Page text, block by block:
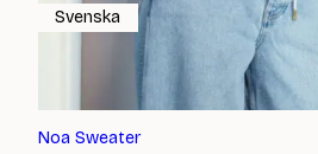
Noa Sweater
Svenska